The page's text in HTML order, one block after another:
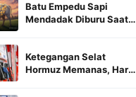
Batu Empedu Sapi
Mendadak Diburu Saat
Puluhan Juta
Ketegangan Selat
Hormuz Memanas, Harga